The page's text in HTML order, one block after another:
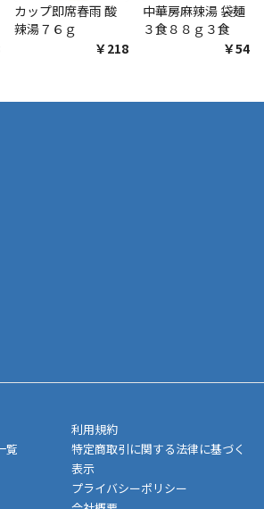
カップ即席春雨 酸
辣湯７６ｇ
￥218
中華房麻辣湯 袋麺
３食８８ｇ３食
￥548
せん。ご了承ください。
がかかります
済方法が使用できない場合がございま
1～4営業日に発送いたします。「お取り
ます。(離島などの場合、例外もあります)
商品については、その他商品との購入に
います。また発送日についても、通常と
。対象商品の説明ページをご確認くださ
覧
利用規約
特定商取引に関する法律に基づく
表示
プライバシーポリシー